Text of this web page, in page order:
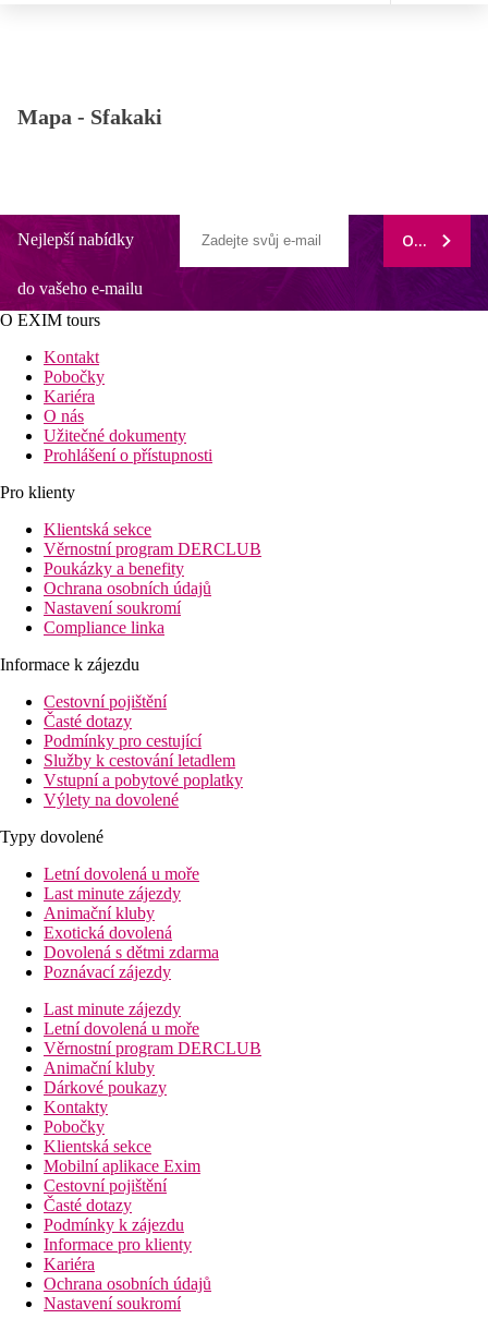
Mapa - Sfakaki
Nejlepší nabídky
do vašeho e-mailu
ODEBÍRAT
O EXIM tours
Kontakt
Pobočky
Kariéra
O nás
Užitečné dokumenty
Prohlášení o přístupnosti
Pro klienty
Klientská sekce
Věrnostní program DERCLUB
Poukázky a benefity
Ochrana osobních údajů
Nastavení soukromí
Compliance linka
Informace k zájezdu
Cestovní pojištění
Časté dotazy
Podmínky pro cestující
Služby k cestování letadlem
Vstupní a pobytové poplatky
Výlety na dovolené
Typy dovolené
Letní dovolená u moře
Last minute zájezdy
Animační kluby
Exotická dovolená
Dovolená s dětmi zdarma
Poznávací zájezdy
Last minute zájezdy
Letní dovolená u moře
Věrnostní program DERCLUB
Animační kluby
Dárkové poukazy
Kontakty
Pobočky
Klientská sekce
Mobilní aplikace Exim
Cestovní pojištění
Časté dotazy
Podmínky k zájezdu
Informace pro klienty
Kariéra
Ochrana osobních údajů
Nastavení soukromí